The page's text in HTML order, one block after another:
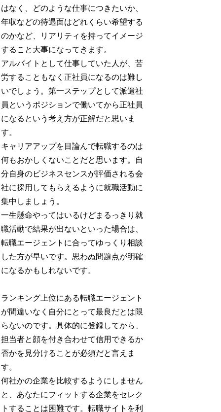
はなく、どのような仕事につきたいか、
年収などの待遇面はどれくらい希望する
のかなど、リアリティを持ってイメージ
すること大事になってきます。
アルバイトとして仕事していた人が、苦
労することもなく正社員になるのは難し
いでしょう。第一ステップとして派遣社
員というポジションで働いてから正社員
になるという考え方が正解だと思いま
す。
キャリアアップを目論んで転職するのは
何もおかしくないことだと思います。自
分自身のビジネスセンスが評価される会
社に採用してもらえるように就職活動に
集中しましょう。
一生懸命やってはいるけどまるっきり就
職活動で結果が出ないといった場合は、
転職エージェントに合ってゆっくり相談
した方が早いです。思わぬ問題点が明確
になるかもしれないです。
ランキング上位にある転職エージェント
が間違いなく自分にとって最良だとは限
らないのです。具体的に登録してから、
担当者と顔を付き合わせて信用できるか
否かを見分けることが必須だと言えま
す。
何社かの企業を比較するようにしません
と、あなたにフィットする企業をセレク
トすることは困難です。転職サイトを利